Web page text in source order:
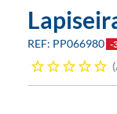
PP066980 -